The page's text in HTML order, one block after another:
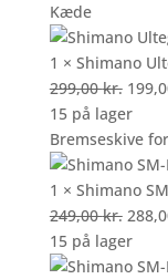
pris
var:
Kæde
1 × Shimano
299,00kr. Den
pris
var:
15 på lager
Bremseskive
1 × Shimano
249,00kr. Den
pris
15 på lager